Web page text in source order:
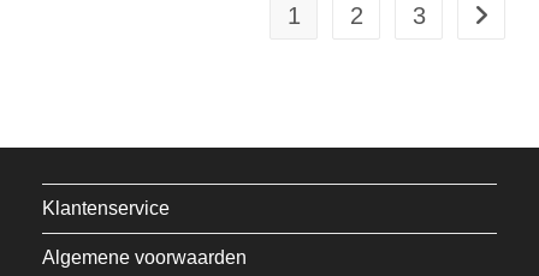
1 2 3
Klantenservice
Algemene voorwaarden